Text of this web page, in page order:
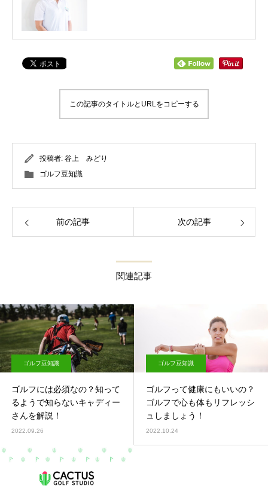
この記事のタイトルとURLをコピーする
投稿者: 谷上 みどり
ゴルフ豆知識
前の記事 次の記事
関連記事
ゴルフ豆知識
ゴルフには必須なの？知って
るようで知らないキャディー
さんを解説！
2022.09.26
ゴルフ豆知識
ゴルフって健康にもいいの？
ゴルフで心も体もリフレッシ
ュしましょう！
2022.10.24